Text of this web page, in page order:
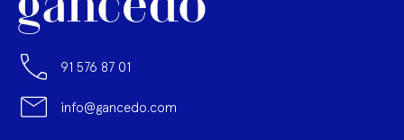
91 576 87 01
info@gancedo.com